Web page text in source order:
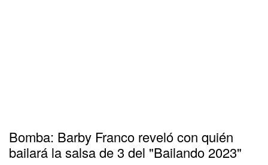
Bomba: Barby Franco reveló con quién
bailará la salsa de 3 del "Bailando 2023"